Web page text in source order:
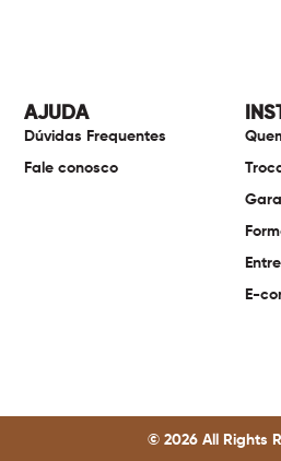
E-
AJUDA
Dúvidas Frequentes
Fale conosco
© 2026 All Rights